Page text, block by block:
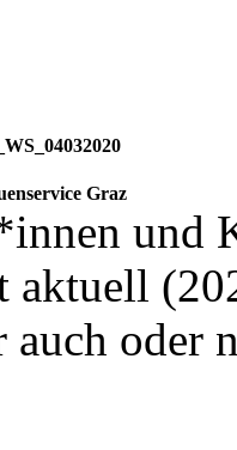
Graz
und
aktuell
auch oder